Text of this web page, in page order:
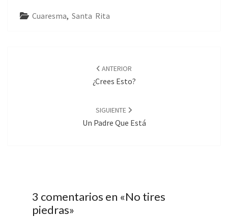
Cuaresma, Santa Rita
ANTERIOR
¿Crees Esto?
SIGUIENTE
Un Padre Que Está
3 comentarios en «No tires
piedras»